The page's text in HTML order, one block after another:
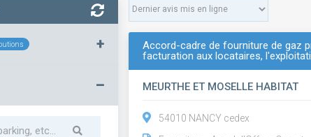
+
–
Accord-cadre de fourniture de gaz
facturation aux locataires,
MEURTHE ET MOSELLE HABITAT
54010 NANCY cedex